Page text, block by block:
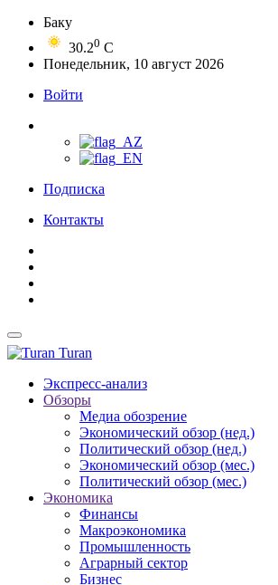
Баку
30.20 C
Понедельник, 10 август 2026
Войти
Подписка
Контакты
Turan
Экспресс-анализ
Обзоры
Медиа обозрение
Экономический обзор (нед.)
Политический обзор (нед.)
Экономический обзор (мес.)
Политический обзор (мес.)
Экономика
Финансы
Макроэкономика
Промышленность
Аграрный сектор
Бизнес